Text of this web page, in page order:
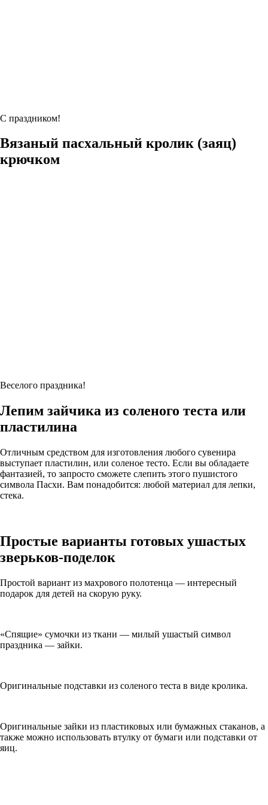
С праздником!
Вязаный пасхальный кролик (заяц)
крючком
Веселого праздника!
Лепим зайчика из соленого теста или
пластилина
Отличным средством для изготовления любого сувенира
выступает пластилин, или соленое тесто. Если вы обладаете
фантазией, то запросто сможете слепить этого пушистого
символа Пасхи. Вам понадобится: любой материал для лепки,
стека.
Простые варианты готовых ушастых
зверьков-поделок
Простой вариант из махрового полотенца — интересный
подарок для детей на скорую руку.
«Спящие» сумочки из ткани — милый ушастый символ
праздника — зайки.
Оригинальные подставки из соленого теста в виде кролика.
Оригинальные зайки из пластиковых или бумажных стаканов, а
также можно использовать втулку от бумаги или подставки от
яиц.